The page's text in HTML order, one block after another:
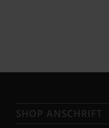
SHOP ANSCHRIFT